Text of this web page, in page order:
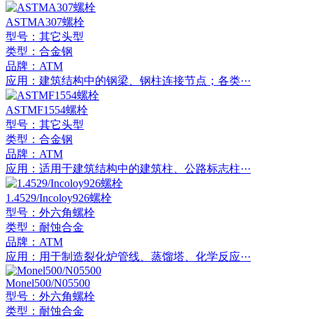
ASTMA307螺栓
型号：其它头型
类型：合金钢
品牌：ATM
应用：建筑结构中的钢梁、钢柱连接节点；各类···
ASTMF1554螺栓
型号：其它头型
类型：合金钢
品牌：ATM
应用：适用于建筑结构中的建筑柱、公路标志柱···
1.4529/Incoloy926螺栓
型号：外六角螺栓
类型：耐蚀合金
品牌：ATM
应用：用于制造裂化炉管线、蒸馏塔、化学反应···
Monel500/N05500
型号：外六角螺栓
类型：耐蚀合金